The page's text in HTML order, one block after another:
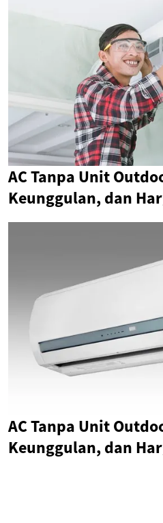
AC Tanpa Unit
Keunggulan, dan
AC Tanpa Unit
Keunggulan, dan